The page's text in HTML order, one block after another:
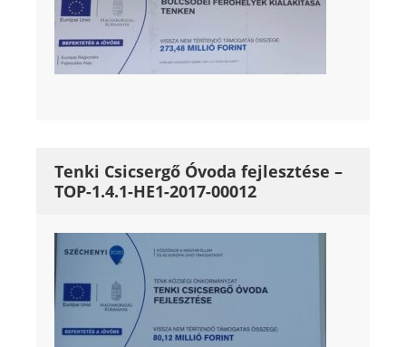
Tenki Csicsergő Óvoda fejlesztése –
TOP-1.4.1-HE1-2017-00012